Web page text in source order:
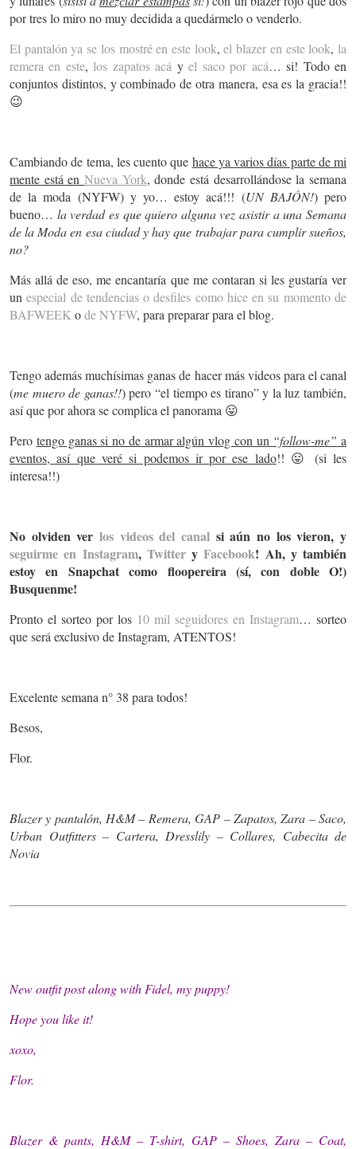
por tres lo miro no muy decidida a quedármelo o venderlo.
El pantalón ya se los mostré en este look,el blazer en este look, la
remera en este, los zapatos acá yel saco por acá… si! Todo en
conjuntos distintos, y combinado de otra manera, esa es la gracia!!
😉
Cambiando de tema, les cuento que hace ya varios días parte de mi
mente está en Nueva York, donde está desarrollándose la semana
de la moda (NYFW) y yo… estoy acá!!! (UN BAJÓN!) pero
bueno… la verdad es que quiero alguna vez asistir a una Semana
de la Moda en esa ciudad y hay que trabajar para cumplir sueños,
no?
Más allá de eso, me encantaría que me contaran si les gustaría ver
unespecial de tendencias o desfiles como hice en su momento de
BAFWEEK ode NYFW, para preparar para el blog.
Tengo además muchísimas ganas de hacer más videos para el canal
(me muero de ganas!!) pero “el tiempo es tirano” y la luz también,
así que por ahora se complica el panorama 😛
Pero tengo ganas si no de armar algún vlog con un “follow-me” a
eventos, así que veré si podemos ir por ese lado!! 😛 (si les
interesa!!)
No olviden ver los videos del canal si aún no los vieron, y
seguirme en Instagram, TwitteryFacebook! Ah, y también
estoy en Snapchat como floopereira (sí, con doble O!)
Busquenme!
Pronto el sorteo por los 10 mil seguidores en Instagram… sorteo
que será exclusivo de Instagram, ATENTOS!
Excelente semana n° 38 para todos!
Besos,
Flor.
Blazer y pantalón, H&M – Remera, GAP – Zapatos, Zara – Saco,
Urban Outfitters – Cartera, Dresslily – Collares, Cabecita de
Novia
New outfit post along with Fidel, my puppy!
Hope you like it!
xoxo,
Flor.
Blazer & pants, H&M – T-shirt, GAP – Shoes, Zara – Coat,